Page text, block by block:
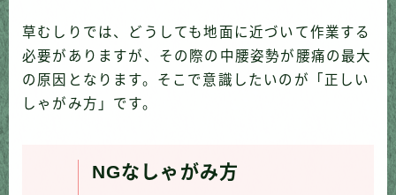
草むしりでは、どうしても地面に近づいて作業する
必要がありますが、その際の中腰姿勢が腰痛の最大
の原因となります。そこで意識したいのが「正しい
しゃがみ方」です。
NGなしゃがみ方